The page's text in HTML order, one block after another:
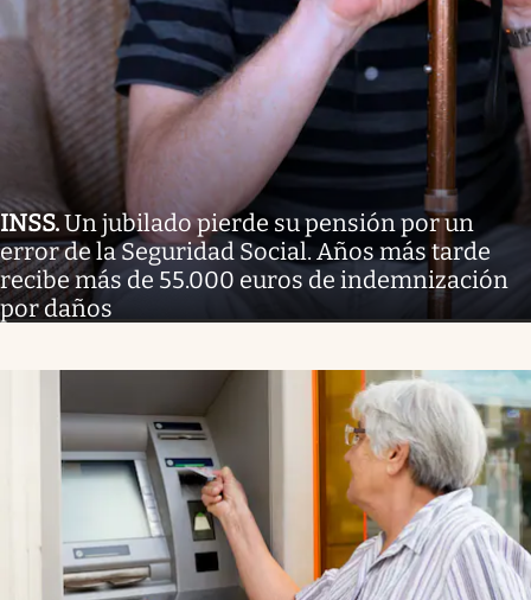
INSS.Un jubilado pierde su pensión por un
error de la Seguridad Social. Años más tarde
recibe más de 55.000 euros de indemnización
por daños